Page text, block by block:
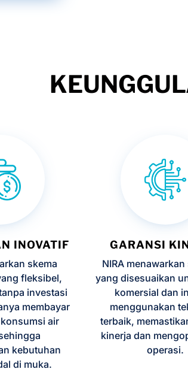
INOVATIF
skema
fleksibel,
investasi
membayar
air
kebutuhan
di muka.
GARANSI
NIRA
yang disesuaikan
komersial dan
menggunakan
terbaik,
kinerja dan
operasi.